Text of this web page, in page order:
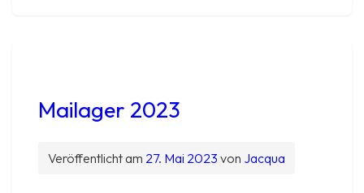
Mailager 2023
Veröffentlicht am 27. Mai 2023 von Jacqua